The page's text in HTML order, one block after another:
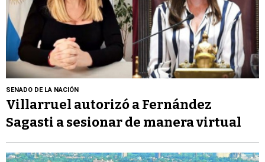
SENADO DE LA NACIÓN
Villarruel autorizó a Fernández
Sagasti a sesionar de manera virtual